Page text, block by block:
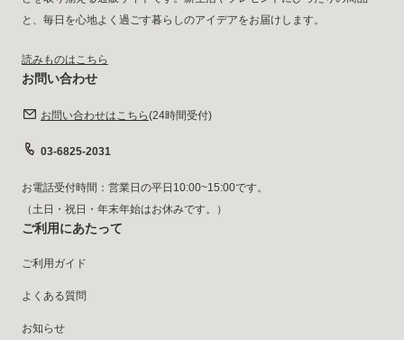
と、毎日を心地よく過ごす暮らしのアイデアをお届けします。
読みものはこちら
お問い合わせ
お問い合わせはこちら(24時間受付)
03-6825-2031
お電話受付時間：営業日の平日10:00~15:00です。
（土日・祝日・年末年始はお休みです。）
ご利用にあたって
ご利用ガイド
よくある質問
お知らせ